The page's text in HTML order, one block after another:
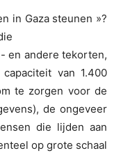
in Gaza steunen »?
en andere tekorten,
van 1.400
te zorgen voor de
de ongeveer
die lijden aan
op grote schaal